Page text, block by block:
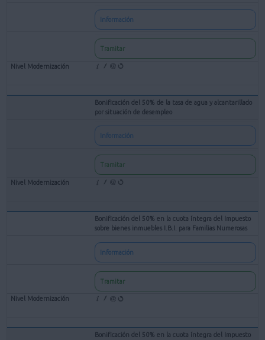
Información
Tramitar
Bonificación del 50% de la tasa de agua y alcantarillado
por situación de desempleo
Información
Tramitar
Bonificación del 50% en la cuota íntegra del Impuesto
sobre bienes inmuebles I.B.I. para Familias Numerosas
Información
Tramitar
Bonificación del 50% en la cuota íntegra del Impuesto